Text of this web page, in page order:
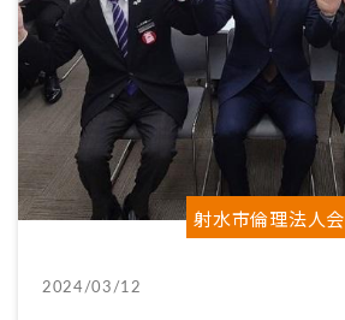
射水市倫理法人会
2024/03/12